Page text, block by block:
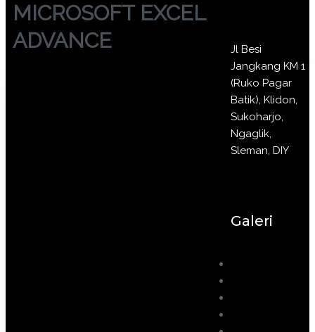
MICROSOFT EXCEL
ADVANCE
Jl Besi
Jangkang KM 1
(Ruko Pagar
Batik), Klidon,
Sukoharjo,
Ngaglik,
Sleman, DIY
Galeri